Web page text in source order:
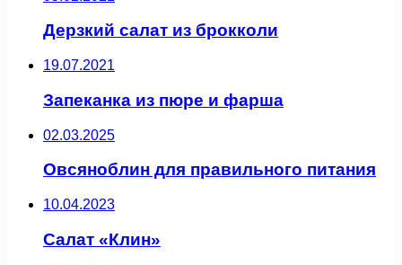
Дерзкий салат из брокколи
19.07.2021
Запеканка из пюре и фарша
02.03.2025
Овсяноблин для правильного питания
10.04.2023
Салат «Клин»